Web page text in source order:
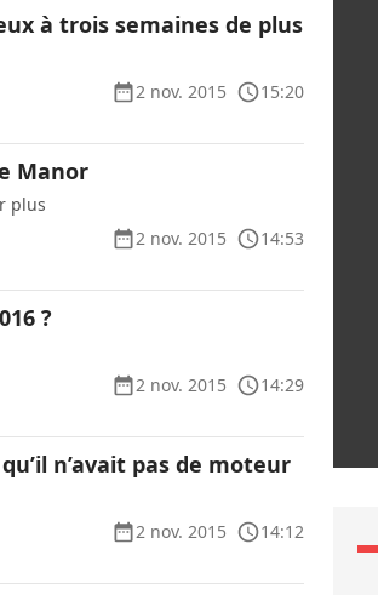
à trois semaines de plus
2 nov. 2015
15:20
Manor
plus
2 nov. 2015
14:53
?
2 nov. 2015
14:29
n’avait pas de moteur
2 nov. 2015
14:12